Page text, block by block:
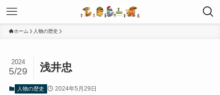
ホーム 人物の歴史
浅井忠
2024
5/29
人物の歴史 2024年5月29日